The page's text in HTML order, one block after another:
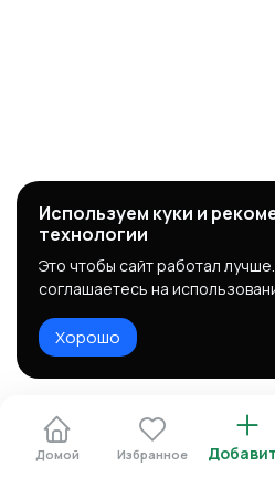
Домой Избранное
Используем куки и
технологии
Это чтобы сайт работал
соглашаетесь на
Хорошо